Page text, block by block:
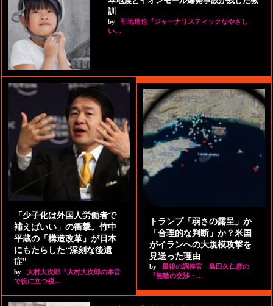
訓
by
引地達也『ジャーナリスティックなやさし
い…
「少子化は外国人労働者で
補えばいい」の衝撃。竹中
平蔵の「構造改革」が日本
にもたらした“深刻な後遺
症”
by
大村大次郎『大村大次郎の本音
で役に立つ税…
トランプ「弱さの露呈」か
「合理的な判断」か？米国
がイランへの大規模攻撃を
見送った理由
by
最後の調停官 島田久仁彦の
『無敵の交渉・…